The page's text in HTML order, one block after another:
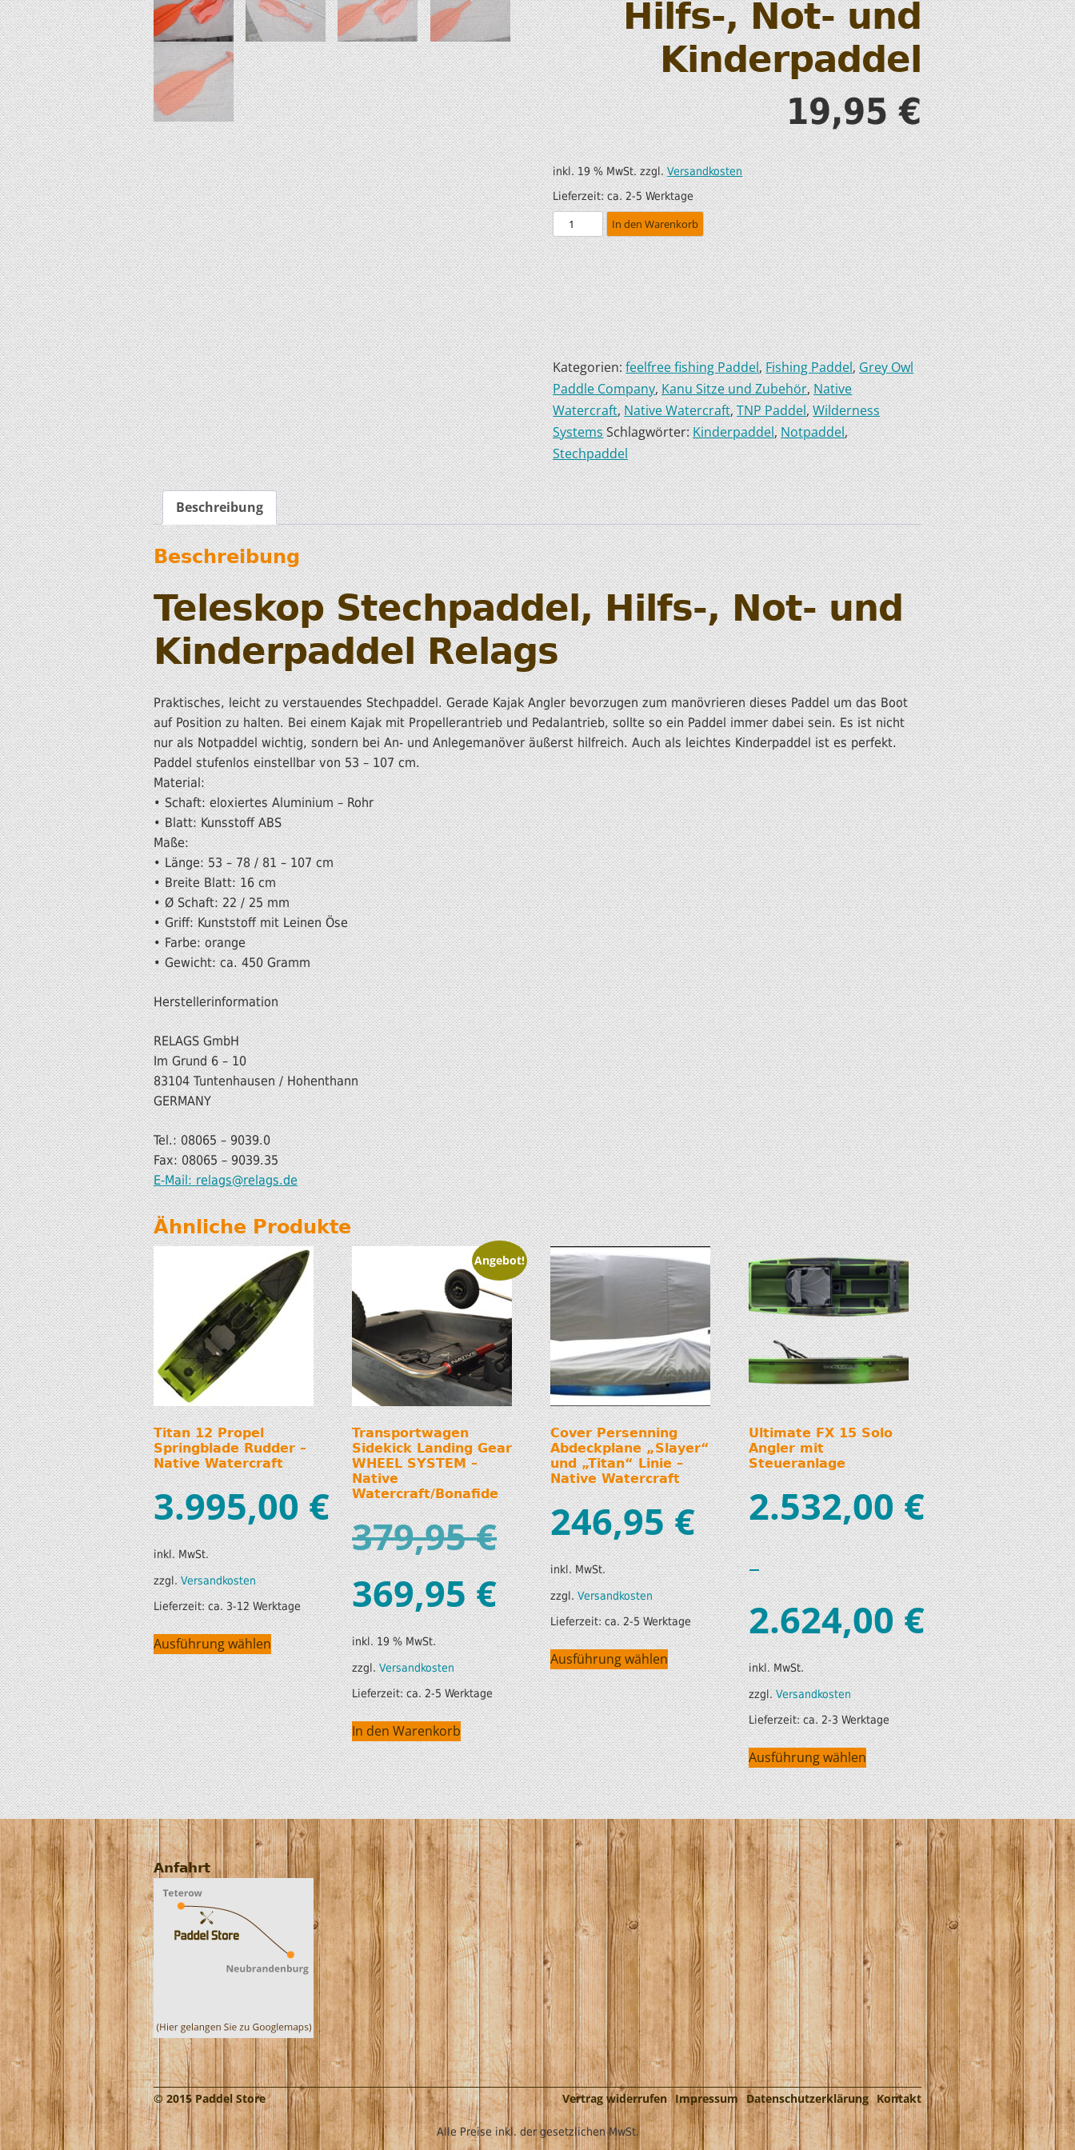
SUP AIR SUP
MODUL KAJAKS
LUFTBOOTE
LEICHTE BOOTE FÜR IHR
WOHNMOBIL
SONDERANGEBOTE/SALE
WILDERNESS SYSTEMS
ZUBEHÖR
DOPPELPADDEL
STECHPADDEL
WESTEN & SICHERHEIT
TRANSPORT &
LAGERUNG
BOOTSWAGEN
SPRITZDECKEN/
LUKENDECKEL
RAM ZUBEHÖR
HOBIE KAJAKS
ELEKTROMOTORE
Hilfs-, Not- und
Kinderpaddel
19,95€
inkl. 19 % MwSt. zzgl.Versandkosten
Lieferzeit:ca. 2-5 Werktage
In den Warenkorb
Kategorien:feelfree fishing Paddel,Fishing Paddel,Grey Owl
Paddle Company,Kanu Sitze und Zubehör,Native
Watercraft,Native Watercraft,TNP Paddel,Wilderness
SystemsSchlagwörter:Kinderpaddel,Notpaddel,
Stechpaddel
Beschreibung
Beschreibung
Teleskop Stechpaddel, Hilfs-, Not- und
Kinderpaddel Relags
Praktisches, leicht zu verstauendes Stechpaddel. Gerade Kajak Angler bevorzugen zum manövrieren dieses Paddel um das Boot
auf Position zu halten. Bei einem Kajak mit Propellerantrieb und Pedalantrieb, sollte so ein Paddel immer dabei sein. Es ist nicht
nur als Notpaddel wichtig, sondern bei An- und Anlegemanöver äußerst hilfreich. Auch als leichtes Kinderpaddel ist es perfekt.
Paddel stufenlos einstellbar von 53 – 107 cm.
Material:
• Schaft: eloxiertes Aluminium – Rohr
• Blatt: Kunsstoff ABS
Maße:
• Länge: 53 – 78 / 81 – 107 cm
• Breite Blatt: 16 cm
• Ø Schaft: 22 / 25 mm
• Griff: Kunststoff mit Leinen Öse
• Farbe: orange
• Gewicht: ca. 450 Gramm
Herstellerinformation
RELAGS GmbH
Im Grund 6 – 10
83104 Tuntenhausen / Hohenthann
GERMANY
Tel.: 08065 – 9039.0
Fax: 08065 – 9039.35
E-Mail: relags@relags.de
Ähnliche Produkte
Titan 12 Propel
Springblade Rudder –
Native Watercraft
3.995,00€
inkl. MwSt.
zzgl.Versandkosten
Lieferzeit:ca. 3-12 Werktage
Ausführung wählen
Angebot!
Transportwagen
Sidekick Landing Gear
WHEEL SYSTEM –
Native
Watercraft/Bonafide
379,95€
369,95€
inkl. 19 % MwSt.
zzgl.Versandkosten
Lieferzeit:ca. 2-5 Werktage
In den Warenkorb
Cover Persenning
Abdeckplane „Slayer“
und „Titan“ Linie –
Native Watercraft
246,95€
inkl. MwSt.
zzgl.Versandkosten
Lieferzeit:ca. 2-5 Werktage
Ausführung wählen
Ultimate FX 15 Solo
Angler mit
Steueranlage
2.532,00€
–
2.624,00€
inkl. MwSt.
zzgl.Versandkosten
Lieferzeit:ca. 2-3 Werktage
Ausführung wählen
Anfahrt
© 2015 Paddel Store Vertrag widerrufen Impressum Datenschutzerklärung Kontakt
Alle Preise inkl. der gesetzlichen MwSt.